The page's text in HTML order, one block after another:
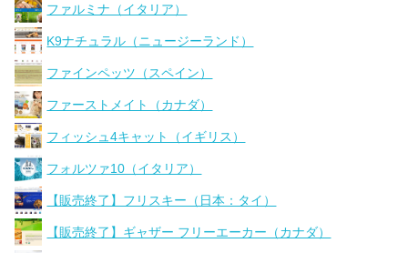
ファルミナ（イタリア）
K9ナチュラル（ニュージーランド）
ファインペッツ（スペイン）
ファーストメイト（カナダ）
フィッシュ4キャット（イギリス）
フォルツァ10（イタリア）
【販売終了】フリスキー（日本：タイ）
【販売終了】ギャザー フリーエーカー（カナダ）